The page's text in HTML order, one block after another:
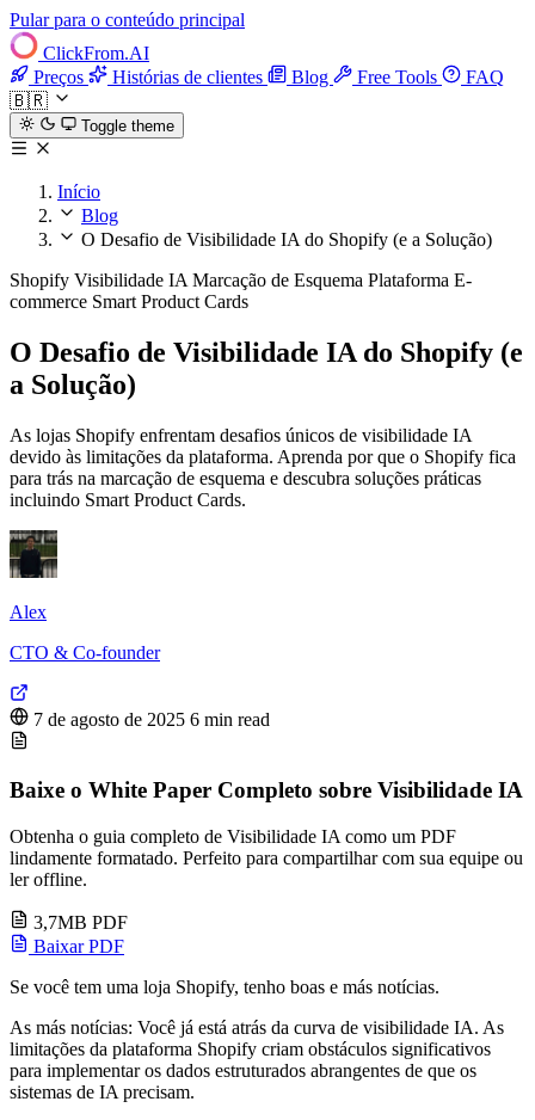
Pular para o conteúdo principal
ClickFrom.AI
Preços
Histórias de clientes Blog Free Tools
FAQ
🇧🇷
Toggle theme
Início
Blog
O Desafio de Visibilidade IA do Shopify (e a Solução)
Shopify Visibilidade IA Marcação de Esquema Plataforma E-
commerce Smart Product Cards
O Desafio de Visibilidade IA do Shopify (e
a Solução)
As lojas Shopify enfrentam desafios únicos de visibilidade IA
devido às limitações da plataforma. Aprenda por que o Shopify fica
para trás na marcação de esquema e descubra soluções práticas
incluindo Smart Product Cards.
Alex
CTO & Co-founder
7 de agosto de 2025 6 min read
Baixe o White Paper Completo sobre Visibilidade IA
Obtenha o guia completo de Visibilidade IA como um PDF
lindamente formatado. Perfeito para compartilhar com sua equipe ou
ler offline.
3,7MB PDF
Baixar PDF
Se você tem uma loja Shopify, tenho boas e más notícias.
As más notícias: Você já está atrás da curva de visibilidade IA. As
limitações da plataforma Shopify criam obstáculos significativos
para implementar os dados estruturados abrangentes de que os
sistemas de IA precisam.